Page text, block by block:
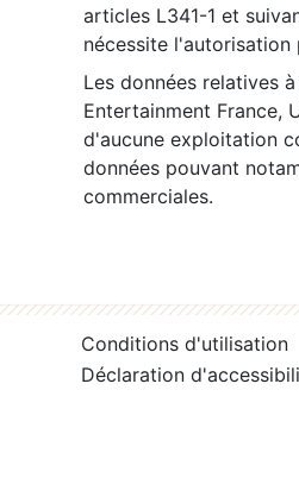
articles L341-1 et
nécessite l'autorisation
Les données relatives
Entertainment France,
d'aucune exploitation
données pouvant
commerciales.
Conditions d'utilisation
Déclaration